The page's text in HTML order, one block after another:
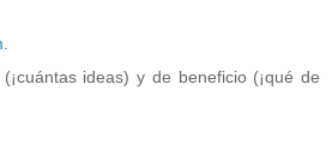
ideas) y de beneficio (¡qué de